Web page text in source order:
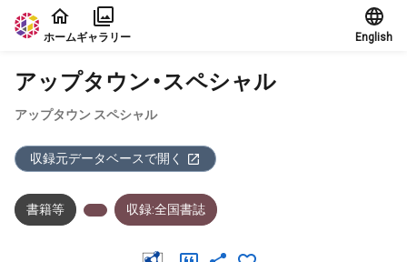
本文に飛ぶ
ホームギャラリー English
アップタウン・スペシャル
アップタウン スペシャル
収録元データベースで開く
書籍等 収録:全国書誌